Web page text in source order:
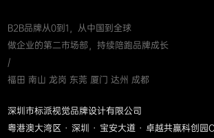
B2B品牌从0到1，从中国到全球
做企业的第二市场部，持续陪跑品牌成长
/
福田 南山 龙岗 东莞 厦门 达州 成都
深圳市标派视觉品牌设计有限公司
粤港澳大湾区 · 深圳 · 宝安大道 · 卓越共赢科创园